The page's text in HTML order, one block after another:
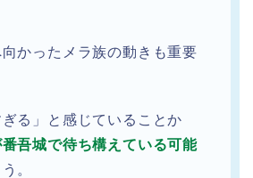
かったメラ族の動きも重要
る」と感じていることか
吾城で待ち構えている可能
。